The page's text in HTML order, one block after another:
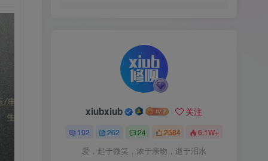
xiubxiub 关注
192 262 24 2584 6.1W+
爱，起于微笑，浓于亲吻，逝于泪水